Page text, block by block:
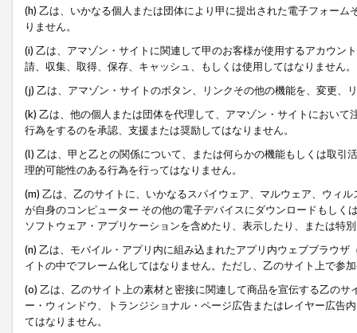
(h) 乙は、いかなる個人または団体により甲に提出された電子フォー
りません。
(i) 乙は、アマゾン・サイトに関連して甲のお客様が使用するアカウン
請、収集、取得、保存、キャッシュ、もしくは使用してはなりません。
(j) 乙は、アマゾン・サイトのボタン、リンクその他の機能を、変更、
(k) 乙は、他の個人または団体を代理して、アマゾン・サイトにおい
行為をするのを承認、支援または奨励してはなりません。
(l) 乙は、甲と乙との関係について、または何らかの機能もしくは取
理的可能性のある行為を行ってはなりません。
(m) 乙は、乙のサイトに、いかなるスパイウェア、マルウェア、ウィ
が自身のコンピューター その他の電子デバイスにダウンロードもし
ソフトウェア・アプリケーションを含めたり、表示したり、または特
(n) 乙は、モバイル・アプリ内に組み込まれたアプリ内ウェブブラウ
イトの中でフレーム化してはなりません。ただし、乙のサイト上で参
(o) 乙は、乙のサイト上の素材と密接に関連して商品を宣伝する乙の
ー・ウィンドウ、トランジショナル・ページ広告またはレイヤー広告
てはなりません。